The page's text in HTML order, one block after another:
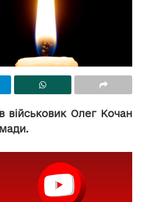
військовик Олег Кочан